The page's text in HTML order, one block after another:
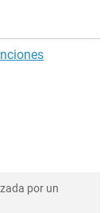
por un